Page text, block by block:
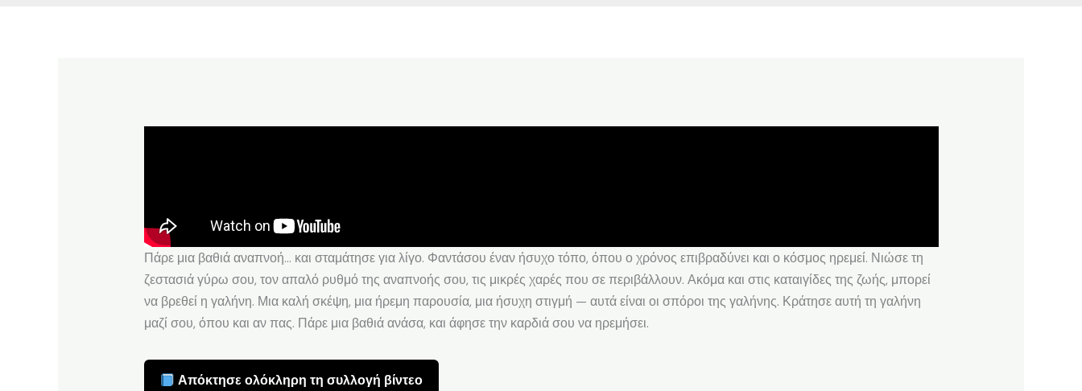
Πάρε μια βαθιά αναπνοή… και σταμάτησε για λίγο. Φαντάσου έναν ήσυχο τόπο, όπου ο χρόνος επιβραδύνει και ο κόσμος ηρεμεί. Νιώσε τη
ζεστασιά γύρω σου, τον απαλό ρυθμό της αναπνοής σου, τις μικρές χαρές που σε περιβάλλουν. Ακόμα και στις καταιγίδες της ζωής, μπορεί
να βρεθεί η γαλήνη. Μια καλή σκέψη, μια ήρεμη παρουσία, μια ήσυχη στιγμή — αυτά είναι οι σπόροι της γαλήνης. Κράτησε αυτή τη γαλήνη
μαζί σου, όπου και αν πας. Πάρε μια βαθιά ανάσα, και άφησε την καρδιά σου να ηρεμήσει.
Απόκτησε ολόκληρη τη συλλογή βίντεο